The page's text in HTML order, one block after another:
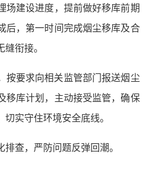
场建设进度，提前做好移库前期
后，第一时间完成烟尘移库及合
衔接。
按要求向相关监管部门报送烟尘
移库计划，主动接受监管，确保
实守住环境安全底线。
排查，严防问题反弹回潮。